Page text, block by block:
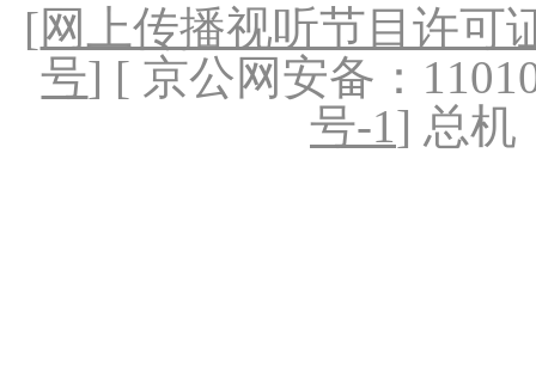
[网上传播视听节目许可
号] [ 京公网安备：
号-1] 总机